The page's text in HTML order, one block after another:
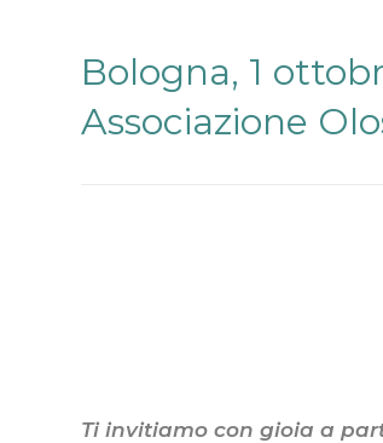
valore,
per
trovare
il
Bologna, 1
Associazione
Ti invitiamo con gioia a